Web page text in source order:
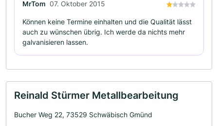
MrTom 07. Oktober 2015
Können keine Termine einhalten und die Qualität lässt
auch zu wünschen übrig. Ich werde da nichts mehr
galvanisieren lassen.
Reinald Stürmer Metallbearbeitung
Bucher Weg 22, 73529 Schwäbisch Gmünd